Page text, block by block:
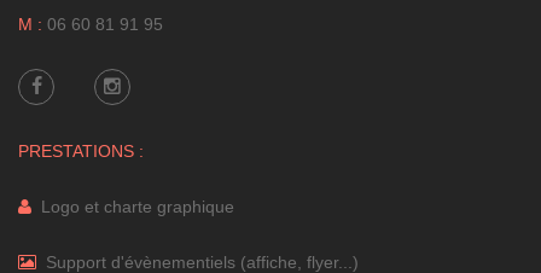
M : 06 60 81 91 95
PRESTATIONS :
Logo et charte graphique
Support d'évènementiels (affiche, flyer...)